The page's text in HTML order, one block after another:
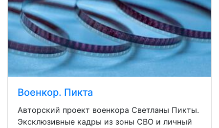
Военкор. Пикта
Авторский проект военкора Светланы Пикты.
Эксклюзивные кадры из зоны СВО и личный